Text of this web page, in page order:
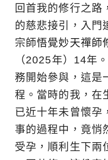
回首我的修行之路
的慈悲接引，入門
宗師悟覺妙天禪師
（2025年）14年
務開始參與，這是
程。當時的我，在
已近十年未曾懷孕
事的過程中，竟悄
受孕，順利生下兩